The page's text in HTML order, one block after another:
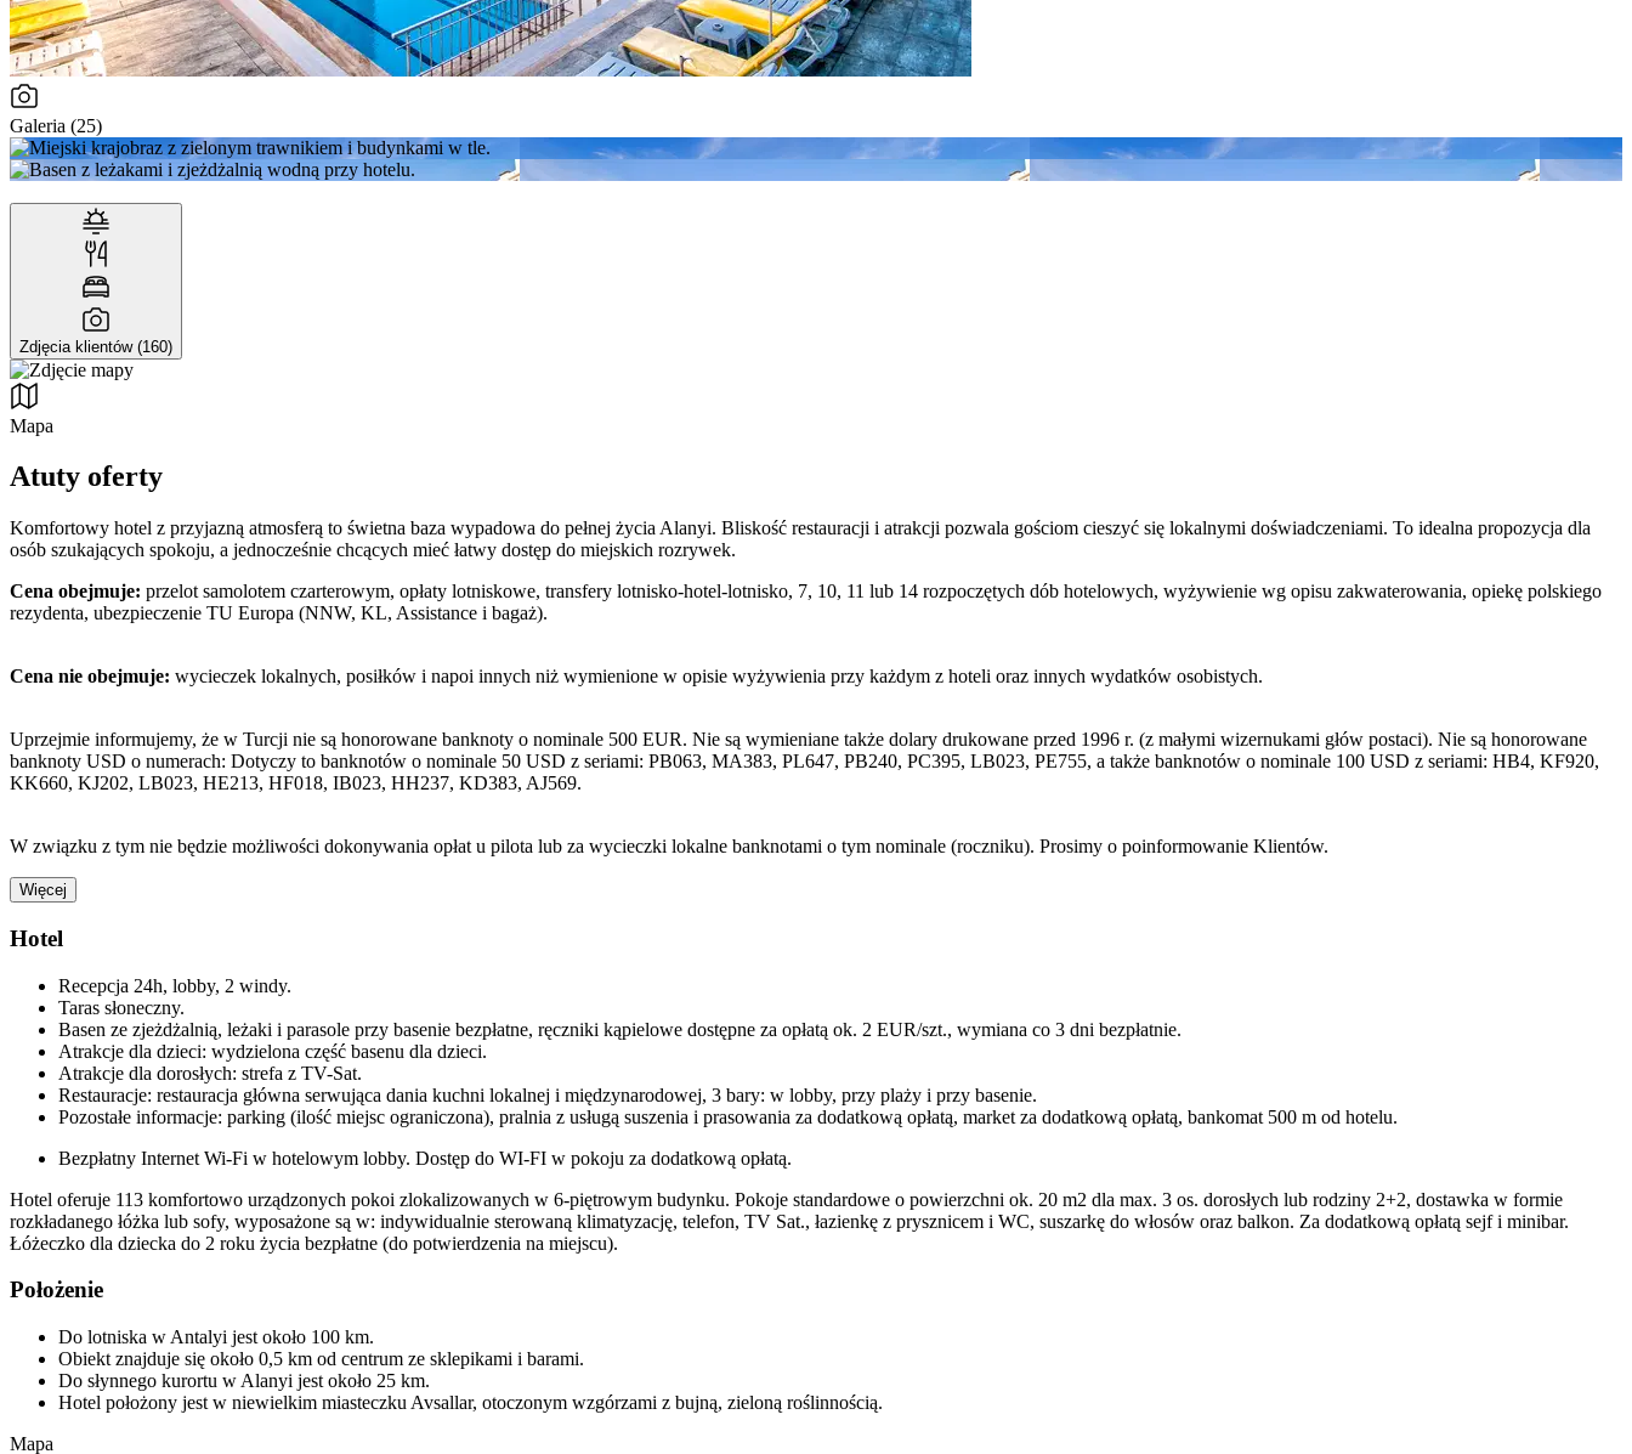
Galeria (25)
Zdjęcia klientów (160)
Mapa
Atuty oferty
Komfortowy hotel z przyjazną atmosferą to świetna baza wypadowa do pełnej życia Alanyi. Bliskość restauracji i atrakcji pozwala gościom cieszyć się lokalnymi doświadczeniami. To idealna propozycja dla
osób szukających spokoju, a jednocześnie chcących mieć łatwy dostęp do miejskich rozrywek.
Cena obejmuje: przelot samolotem czarterowym, opłaty lotniskowe, transfery lotnisko-hotel-lotnisko, 7, 10, 11 lub 14 rozpoczętych dób hotelowych, wyżywienie wg opisu zakwaterowania, opiekę polskiego
rezydenta, ubezpieczenie TU Europa (NNW, KL, Assistance i bagaż).
Cena nie obejmuje: wycieczek lokalnych, posiłków i napoi innych niż wymienione w opisie wyżywienia przy każdym z hoteli oraz innych wydatków osobistych.
Uprzejmie informujemy, że w Turcji nie są honorowane banknoty o nominale 500 EUR. Nie są wymieniane także dolary drukowane przed 1996 r. (z małymi wizernukami głów postaci). Nie są honorowane
banknoty USD o numerach: Dotyczy to banknotów o nominale 50 USD z seriami: PB063, MA383, PL647, PB240, PC395, LB023, PE755, a także banknotów o nominale 100 USD z seriami: HB4, KF920,
KK660, KJ202, LB023, HE213, HF018, IB023, HH237, KD383, AJ569.
W związku z tym nie będzie możliwości dokonywania opłat u pilota lub za wycieczki lokalne banknotami o tym nominale (roczniku). Prosimy o poinformowanie Klientów.
Więcej
Hotel
Recepcja 24h, lobby, 2 windy.
Taras słoneczny.
Basen ze zjeżdżalnią, leżaki i parasole przy basenie bezpłatne, ręczniki kąpielowe dostępne za opłatą ok. 2 EUR/szt., wymiana co 3 dni bezpłatnie.
Atrakcje dla dzieci: wydzielona część basenu dla dzieci.
Atrakcje dla dorosłych: strefa z TV-Sat.
Restauracje: restauracja główna serwująca dania kuchni lokalnej i międzynarodowej, 3 bary: w lobby, przy plaży i przy basenie.
Pozostałe informacje: parking (ilość miejsc ograniczona), pralnia z usługą suszenia i prasowania za dodatkową opłatą, market za dodatkową opłatą, bankomat 500 m od hotelu.
Bezpłatny Internet Wi-Fi w hotelowym lobby. Dostęp do WI-FI w pokoju za dodatkową opłatą.
Hotel oferuje 113 komfortowo urządzonych pokoi zlokalizowanych w 6-piętrowym budynku. Pokoje standardowe o powierzchni ok. 20 m2 dla max. 3 os. dorosłych lub rodziny 2+2, dostawka w formie
rozkładanego łóżka lub sofy, wyposażone są w: indywidualnie sterowaną klimatyzację, telefon, TV Sat., łazienkę z prysznicem i WC, suszarkę do włosów oraz balkon. Za dodatkową opłatą sejf i minibar.
Łóżeczko dla dziecka do 2 roku życia bezpłatne (do potwierdzenia na miejscu).
Położenie
Do lotniska w Antalyi jest około 100 km.
Obiekt znajduje się około 0,5 km od centrum ze sklepikami i barami.
Do słynnego kurortu w Alanyi jest około 25 km.
Hotel położony jest w niewielkim miasteczku Avsallar, otoczonym wzgórzami z bujną, zieloną roślinnością.
Mapa